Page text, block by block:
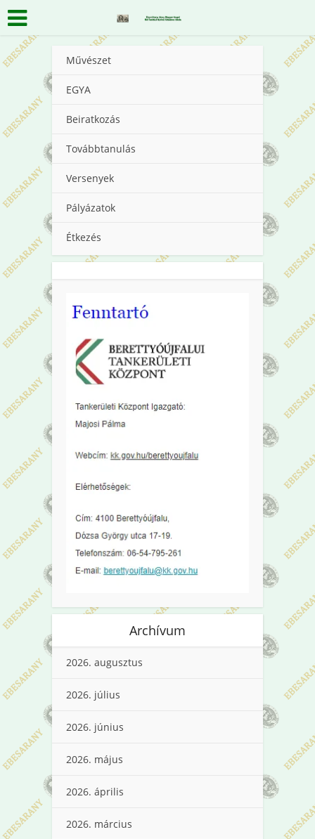
Művészet
EGYA
Beiratkozás
Továbbtanulás
Versenyek
Pályázatok
Étkezés
Archívum
2026. augusztus
2026. július
2026. június
2026. május
2026. április
2026. március